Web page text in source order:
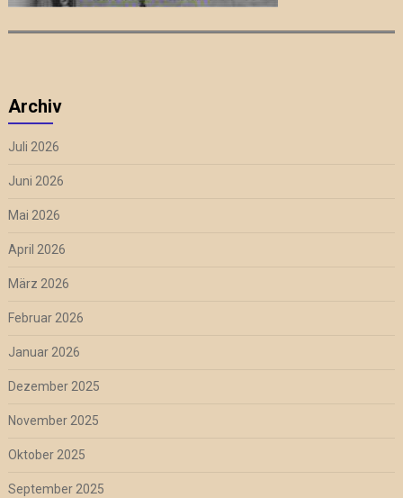
Archiv
Juli 2026
Juni 2026
Mai 2026
April 2026
März 2026
Februar 2026
Januar 2026
Dezember 2025
November 2025
Oktober 2025
September 2025